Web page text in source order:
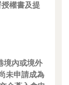
權書及提
境內或境外
未申請成為